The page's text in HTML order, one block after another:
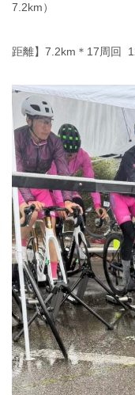
7.2km）
距離】7.2km＊17周回